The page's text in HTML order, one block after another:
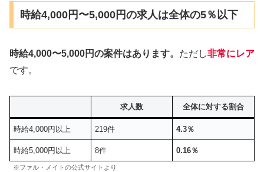
時給4,000円〜5,000円の求人は全体の5％以下
時給4,000〜5,000円の案件はあります。 ただし非常にレア
です。
求人数 全体に対する割合
時給4,000円以上 219件 4.3％
時給5,000円以上 8件 0.16％
※ファル・メイトの公式サイトより